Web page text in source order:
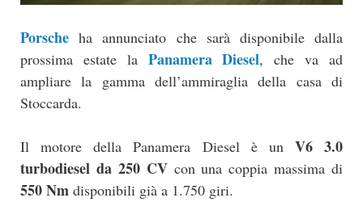
Porsche ha annunciato che sarà disponibile dalla
prossima estate la Panamera Diesel, che va ad
ampliare la gamma dell’ammiraglia della casa di
Stoccarda.
Il motore della Panamera Diesel è un V6 3.0
turbodiesel da 250 CVcon una coppia massima di
550 Nm disponibili già a 1.750 giri.